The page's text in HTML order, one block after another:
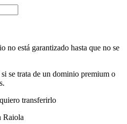
no está garantizado hasta que no se
se trata de un dominio premium o
transferirlo
Raiola